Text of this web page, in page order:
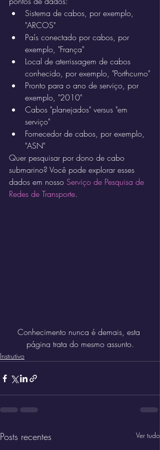
Sistema de cabos, por exemplo,
"ARCOS"
País conectado por cabos, por
exemplo, "França"
Local de aterrissagem de cabos
conhecido, por exemplo, "Porthcurno"
Pronto para o ano de serviço, por
exemplo, "2010"
Cabos "planejados" versus "em
serviço"
Fornecedor de cabos, por exemplo,
"ASN"
Quer pesquisar por dono de cabo
submarino? Você pode explorar esses
dados em nosso Serviço de Pesquisa de
Redes de Transporte.
Conhecimento nunca é demais, esta
página trata do mesmo assunto.
Instrutivo
Posts recentes Ver tudo